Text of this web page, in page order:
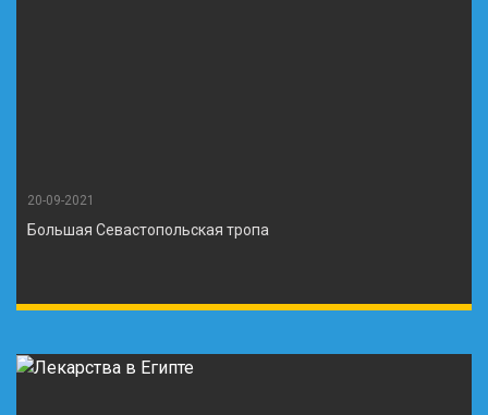
20-09-2021
Большая Севастопольская тропа